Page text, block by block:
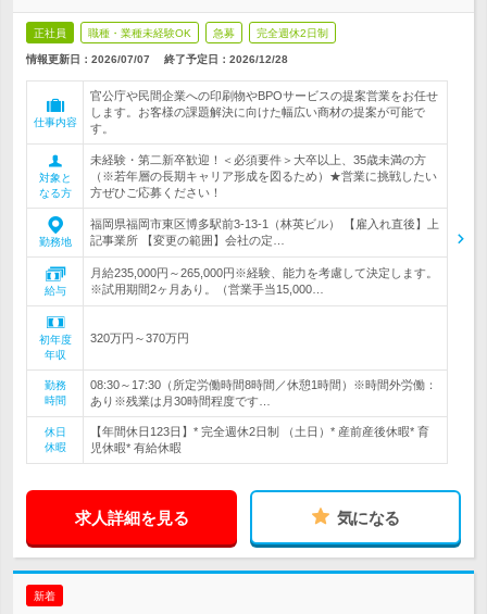
正社員 職種・業種未経験OK 急募 完全週休2日制
情報更新日：2026/07/07 終了予定日： 2026/12/28
仕事内容
官公庁や民間企業への印刷物やBPOサービスの提案営業をお任せ
します。お客様の課題解決に向けた幅広い商材の提案が可能で
す。
対象と
なる方
未経験・第二新卒歓迎！＜必須要件＞大卒以上、35歳未満の方
（※若年層の長期キャリア形成を図るため）★営業に挑戦したい
方ぜひご応募ください！
勤務地
福岡県福岡市東区博多駅前3-13-1（林英ビル） 【雇入れ直後】上
記事業所 【変更の範囲】会社の定…
給与
月給235,000円～265,000円※経験、能力を考慮して決定します。
※試用期間2ヶ月あり。（営業手当15,000…
初年度
年収
320万円～370万円
勤務
時間
08:30～17:30（所定労働時間8時間／休憩1時間）※時間外労働：
あり※残業は月30時間程度です…
休日
休暇
【年間休日123日】* 完全週休2日制 （土日）* 産前産後休暇* 育
児休暇* 有給休暇
求人詳細を見る 気になる
新着